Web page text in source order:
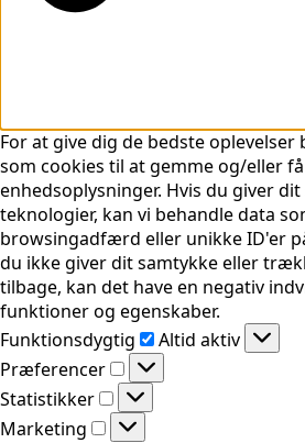
For at give dig de bedste
som cookies til at gemme og/eller
enhedsoplysninger. Hvis du giver
teknologier, kan vi behandle data
browsingadfærd eller unikke ID'er
du ikke giver dit samtykke eller
tilbage, kan det have en negativ
funktioner og egenskaber.
Funktionsdygtig
Funktionsdygtig
Altid aktiv
Præferencer
Præferencer
Statistikker
Statistikker
Marketing
Marketing